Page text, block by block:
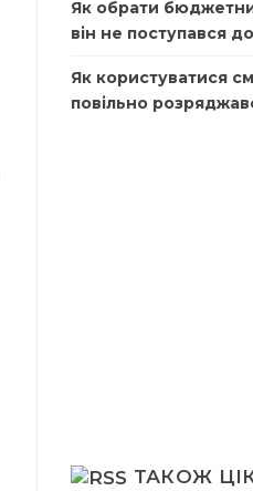
Як обрати
він не поступався
Як користуватися
повільно
ТАКОЖ